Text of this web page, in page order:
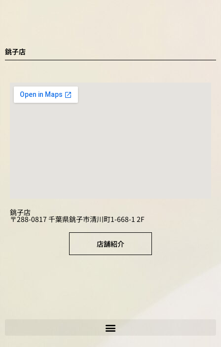
銚子店
銚子店
〒288-0817 千葉県銚子市清川町1-668-1 2F
店舗紹介